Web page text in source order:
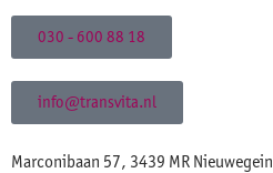
030 - 600 88 18
info@transvita.nl
Marconibaan 57, 3439 MR Nieuwegein